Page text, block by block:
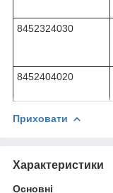
8452324030
8452404020
Приховати
Характеристики
Основні